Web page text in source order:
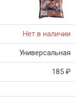
Нет в наличии
Универсальная
185 ₽